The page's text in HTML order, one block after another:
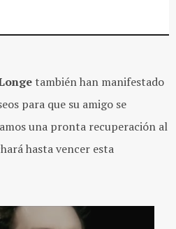
también han manifestado
para que su amigo se
una pronta recuperación al
hasta vencer esta